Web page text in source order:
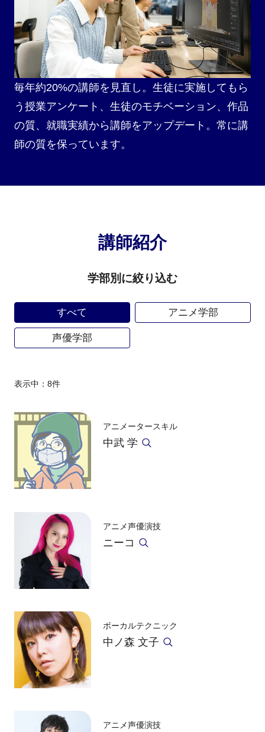
毎年約20%の講師を見直し。生徒に実施してもら
う授業アンケート、生徒のモチベーション、作品
の質、就職実績から講師をアップデート。常に講
師の質を保っています。
講師紹介
学部別に絞り込む
すべて アニメ学部
声優学部
表示中： 8件
アニメータースキル
中武 学
アニメ声優演技
ニーコ
ボーカルテクニック
中ノ森 文子
アニメ声優演技